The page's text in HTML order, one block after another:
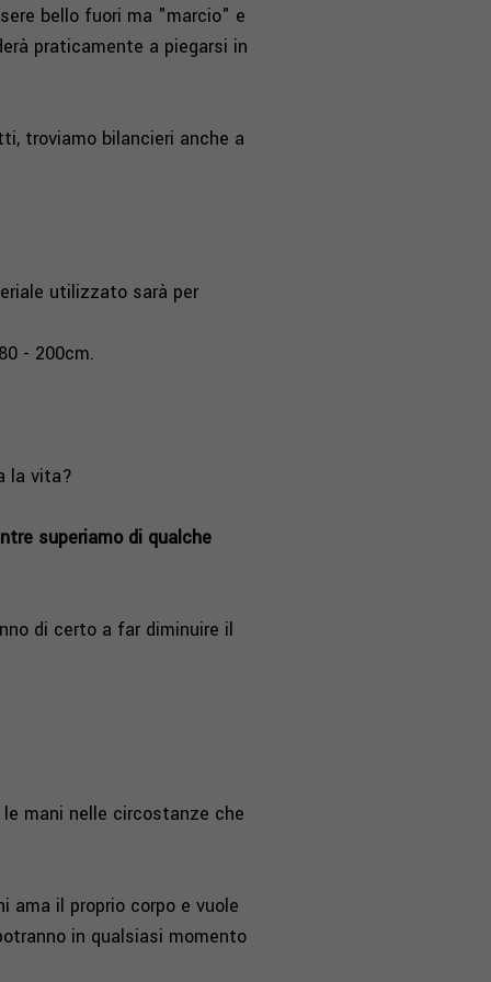
bello fuori ma "marcio" e
praticamente a piegarsi in
troviamo bilancieri anche a
utilizzato sarà per
- 200cm.
la vita?
superiamo di qualche
di certo a far diminuire il
mani nelle circostanze che
ama il proprio corpo e vuole
in qualsiasi momento